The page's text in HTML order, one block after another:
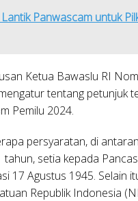
Panwascam untuk
Ketua Bawaslu RI
tentang petunjuk
Pemilu 2024.
persyaratan, di
setia kepada
17 Agustus 1945. Selain
Republik Indonesia